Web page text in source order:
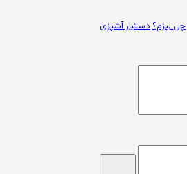
چی بپزم؟دستیار آشپزی